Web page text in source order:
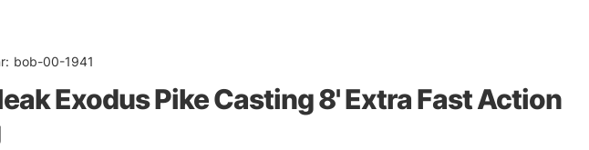
bob-00-1941
Exodus Pike Casting 8' Extra Fast Action